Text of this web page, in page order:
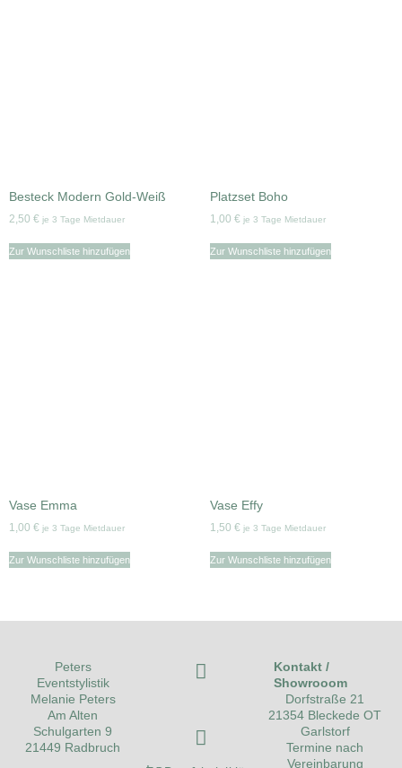
Besteck Modern Gold-Weiß
2,50 € je 3 Tage Mietdauer
Zur Wunschliste hinzufügen
Platzset Boho
1,00 € je 3 Tage Mietdauer
Zur Wunschliste hinzufügen
Vase Emma
1,00 € je 3 Tage Mietdauer
Zur Wunschliste hinzufügen
Vase Effy
1,50 € je 3 Tage Mietdauer
Zur Wunschliste hinzufügen
Peters
Eventstylistik
Melanie Peters
Am Alten
Schulgarten 9
21449 Radbruch
Kontakt /
Showrooom
Dorfstraße 21
21354 Bleckede OT
Garlstorf
Termine nach
Vereinbarung